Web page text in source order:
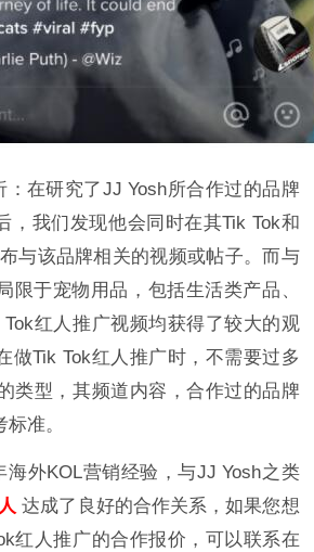
：在研究了JJ Yosh所合作过的品牌
，我们发现他会同时在其Tik Tok和
与该品牌相关的视频或帖子。而与
限于宠物用品，包括生活类产品、
红人推广视频均获得了较大的观
做Tik Tok红人推广时，不需要过多
类型，其频道内容，合作过的品牌
准。
海外KOL营销经验，与JJ Yosh之类
达成了良好的合作关系，如果您想
红人推广的合作报价，可以联系在